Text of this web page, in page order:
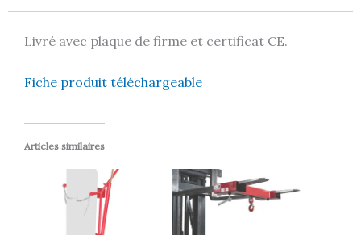
Livré avec plaque de firme et certificat CE.
Fiche produit téléchargeable
Articles similaires